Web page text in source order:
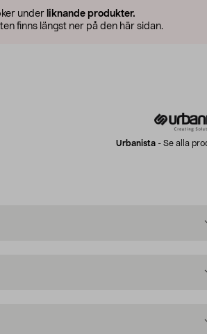
under liknande produkter.
finns längst ner på den här sidan.
Urbanista - Se alla